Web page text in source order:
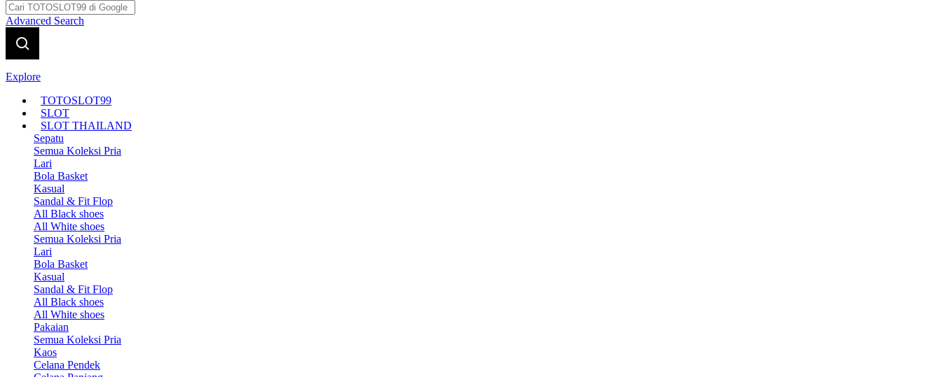
Advanced Search
Explore
TOTOSLOT99
SLOT
SLOT THAILAND
Sepatu
Semua Koleksi Pria
Lari
Bola Basket
Kasual
Sandal & Fit Flop
All Black shoes
All White shoes
Semua Koleksi Pria
Lari
Bola Basket
Kasual
Sandal & Fit Flop
All Black shoes
All White shoes
Pakaian
Semua Koleksi Pria
Kaos
Celana Pendek